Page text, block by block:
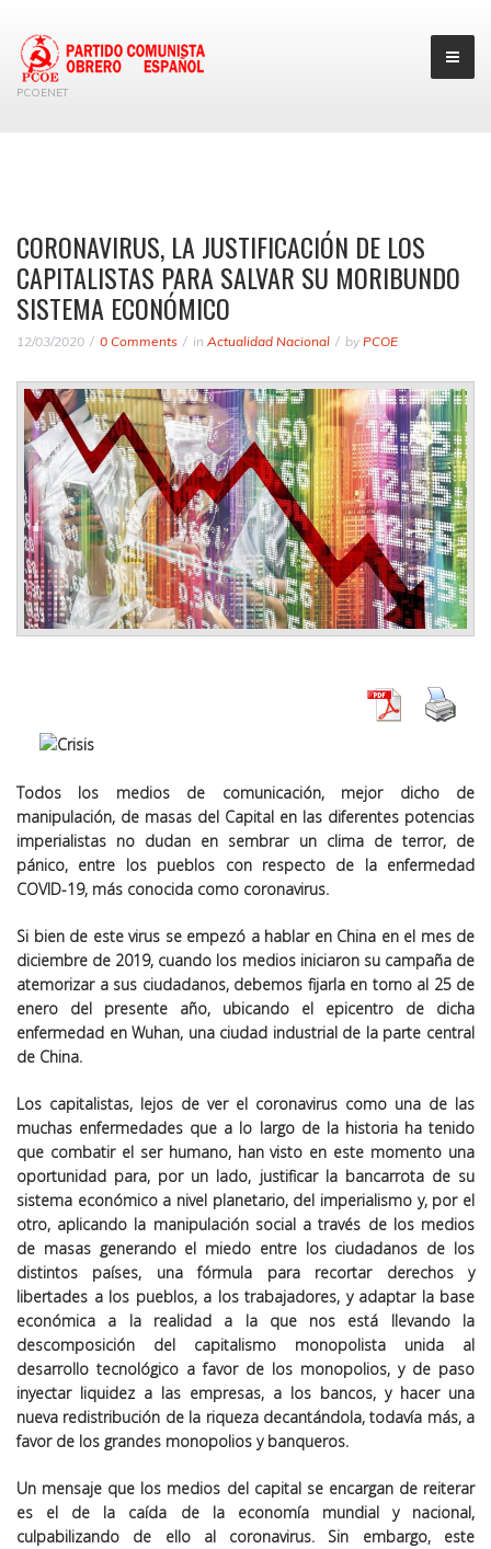
PCOENET
CORONAVIRUS, LA JUSTIFICACIÓN DE LOS
CAPITALISTAS PARA SALVAR SU MORIBUNDO
SISTEMA ECONÓMICO
12/03/2020 0 Comments in Actualidad Nacional by PCOE
Todos los medios de comunicación, mejor dicho de
manipulación, de masas del Capital en las diferentes potencias
imperialistas no dudan en sembrar un clima de terror, de
pánico, entre los pueblos con respecto de la enfermedad
COVID-19, más conocida como coronavirus.
Si bien de este virus se empezó a hablar en China en el mes de
diciembre de 2019, cuando los medios iniciaron su campaña de
atemorizar a sus ciudadanos, debemos fijarla en torno al 25 de
enero del presente año, ubicando el epicentro de dicha
enfermedad en Wuhan, una ciudad industrial de la parte central
de China.
Los capitalistas, lejos de ver el coronavirus como una de las
muchas enfermedades que a lo largo de la historia ha tenido
que combatir el ser humano, han visto en este momento una
oportunidad para, por un lado, justificar la bancarrota de su
sistema económico a nivel planetario, del imperialismo y, por el
otro, aplicando la manipulación social a través de los medios
de masas generando el miedo entre los ciudadanos de los
distintos países, una fórmula para recortar derechos y
libertades a los pueblos, a los trabajadores, y adaptar la base
económica a la realidad a la que nos está llevando la
descomposición del capitalismo monopolista unida al
desarrollo tecnológico a favor de los monopolios, y de paso
inyectar liquidez a las empresas, a los bancos, y hacer una
nueva redistribución de la riqueza decantándola, todavía más, a
favor de los grandes monopolios y banqueros.
Un mensaje que los medios del capital se encargan de reiterar
es el de la caída de la economía mundial y nacional,
culpabilizando de ello al coronavirus. Sin embargo, este